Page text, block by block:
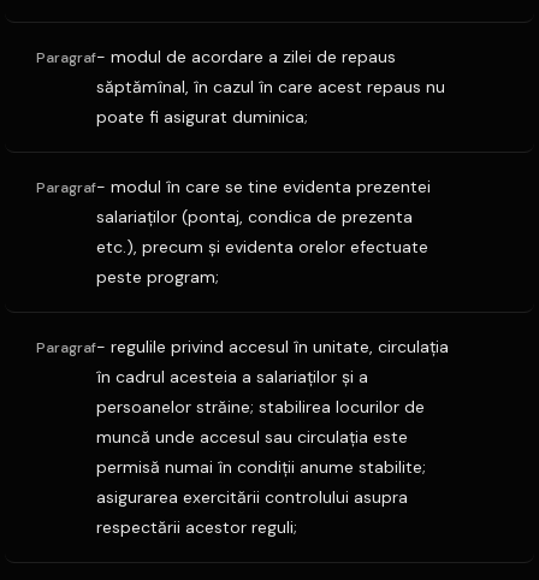
Paragraf- modul de acordare a zilei de repaus
săptămînal, în cazul în care acest repaus nu
poate fi asigurat duminica;
Paragraf- modul în care se tine evidenta prezentei
salariaţilor (pontaj, condica de prezenta
etc.), precum şi evidenta orelor efectuate
peste program;
Paragraf- regulile privind accesul în unitate, circulaţia
în cadrul acesteia a salariaţilor şi a
persoanelor străine; stabilirea locurilor de
muncă unde accesul sau circulaţia este
permisă numai în condiţii anume stabilite;
asigurarea exercitării controlului asupra
respectării acestor reguli;